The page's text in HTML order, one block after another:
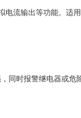
电流输出等功能。适
同时报警继电器或危